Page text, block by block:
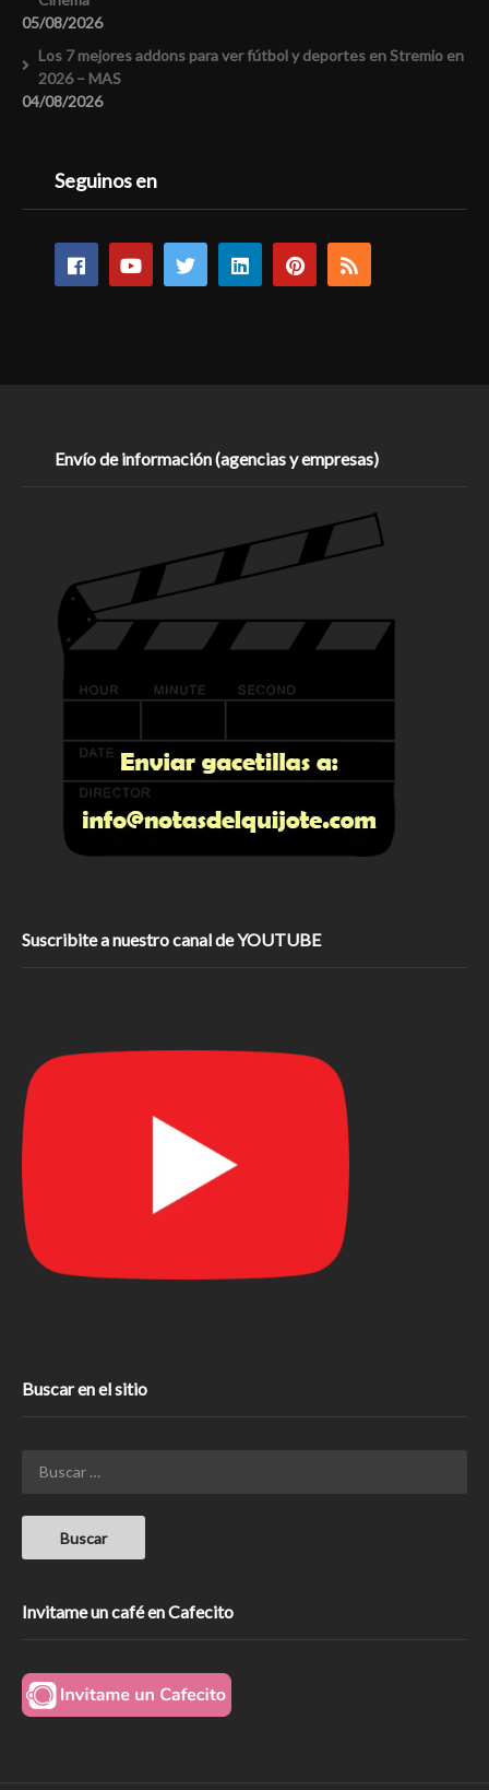
05/08/2026
Los 7 mejores addons para ver fútbol y deportes en Stremio en
2026 – MAS
04/08/2026
Seguinos en
Envío de información (agencias y empresas)
Suscribite a nuestro canal de YOUTUBE
Buscar en el sitio
Invitame un café en Cafecito